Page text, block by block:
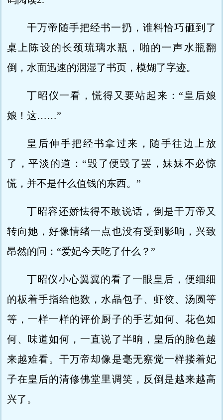
干万帝随手把经书一扔，谁料恰巧砸到了
桌上陈设的长颈琉璃水瓶，啪的一声水瓶翻
倒，水面迅速的洇湿了书页，模煳了字迹。
丁昭仪一看，慌得又要站起来：“皇后娘
娘！这……”
皇后伸手把经书拿过来，随手往边上放
了，平淡的道：“毁了便毁了罢，妹妹不必惊
慌，并不是什么值钱的东西。”
丁昭容还娇怯得不敢说话，倒是干万帝又
转向她，好像情绪一点也没有受到影响，兴致
昂然的问：“爱妃今天吃了什么？”
丁昭仪小心翼翼的看了一眼皇后，便细细
的板着手指给他数，水晶包子、虾饺、汤圆等
等，一样一样的评价厨子的手艺如何、花色如
何、味道如何，一直说了半晌，皇后的脸色越
来越难看。干万帝却像是毫无察觉一样搂着妃
子在皇后的清修佛堂里调笑，反倒是越来越高
兴了。